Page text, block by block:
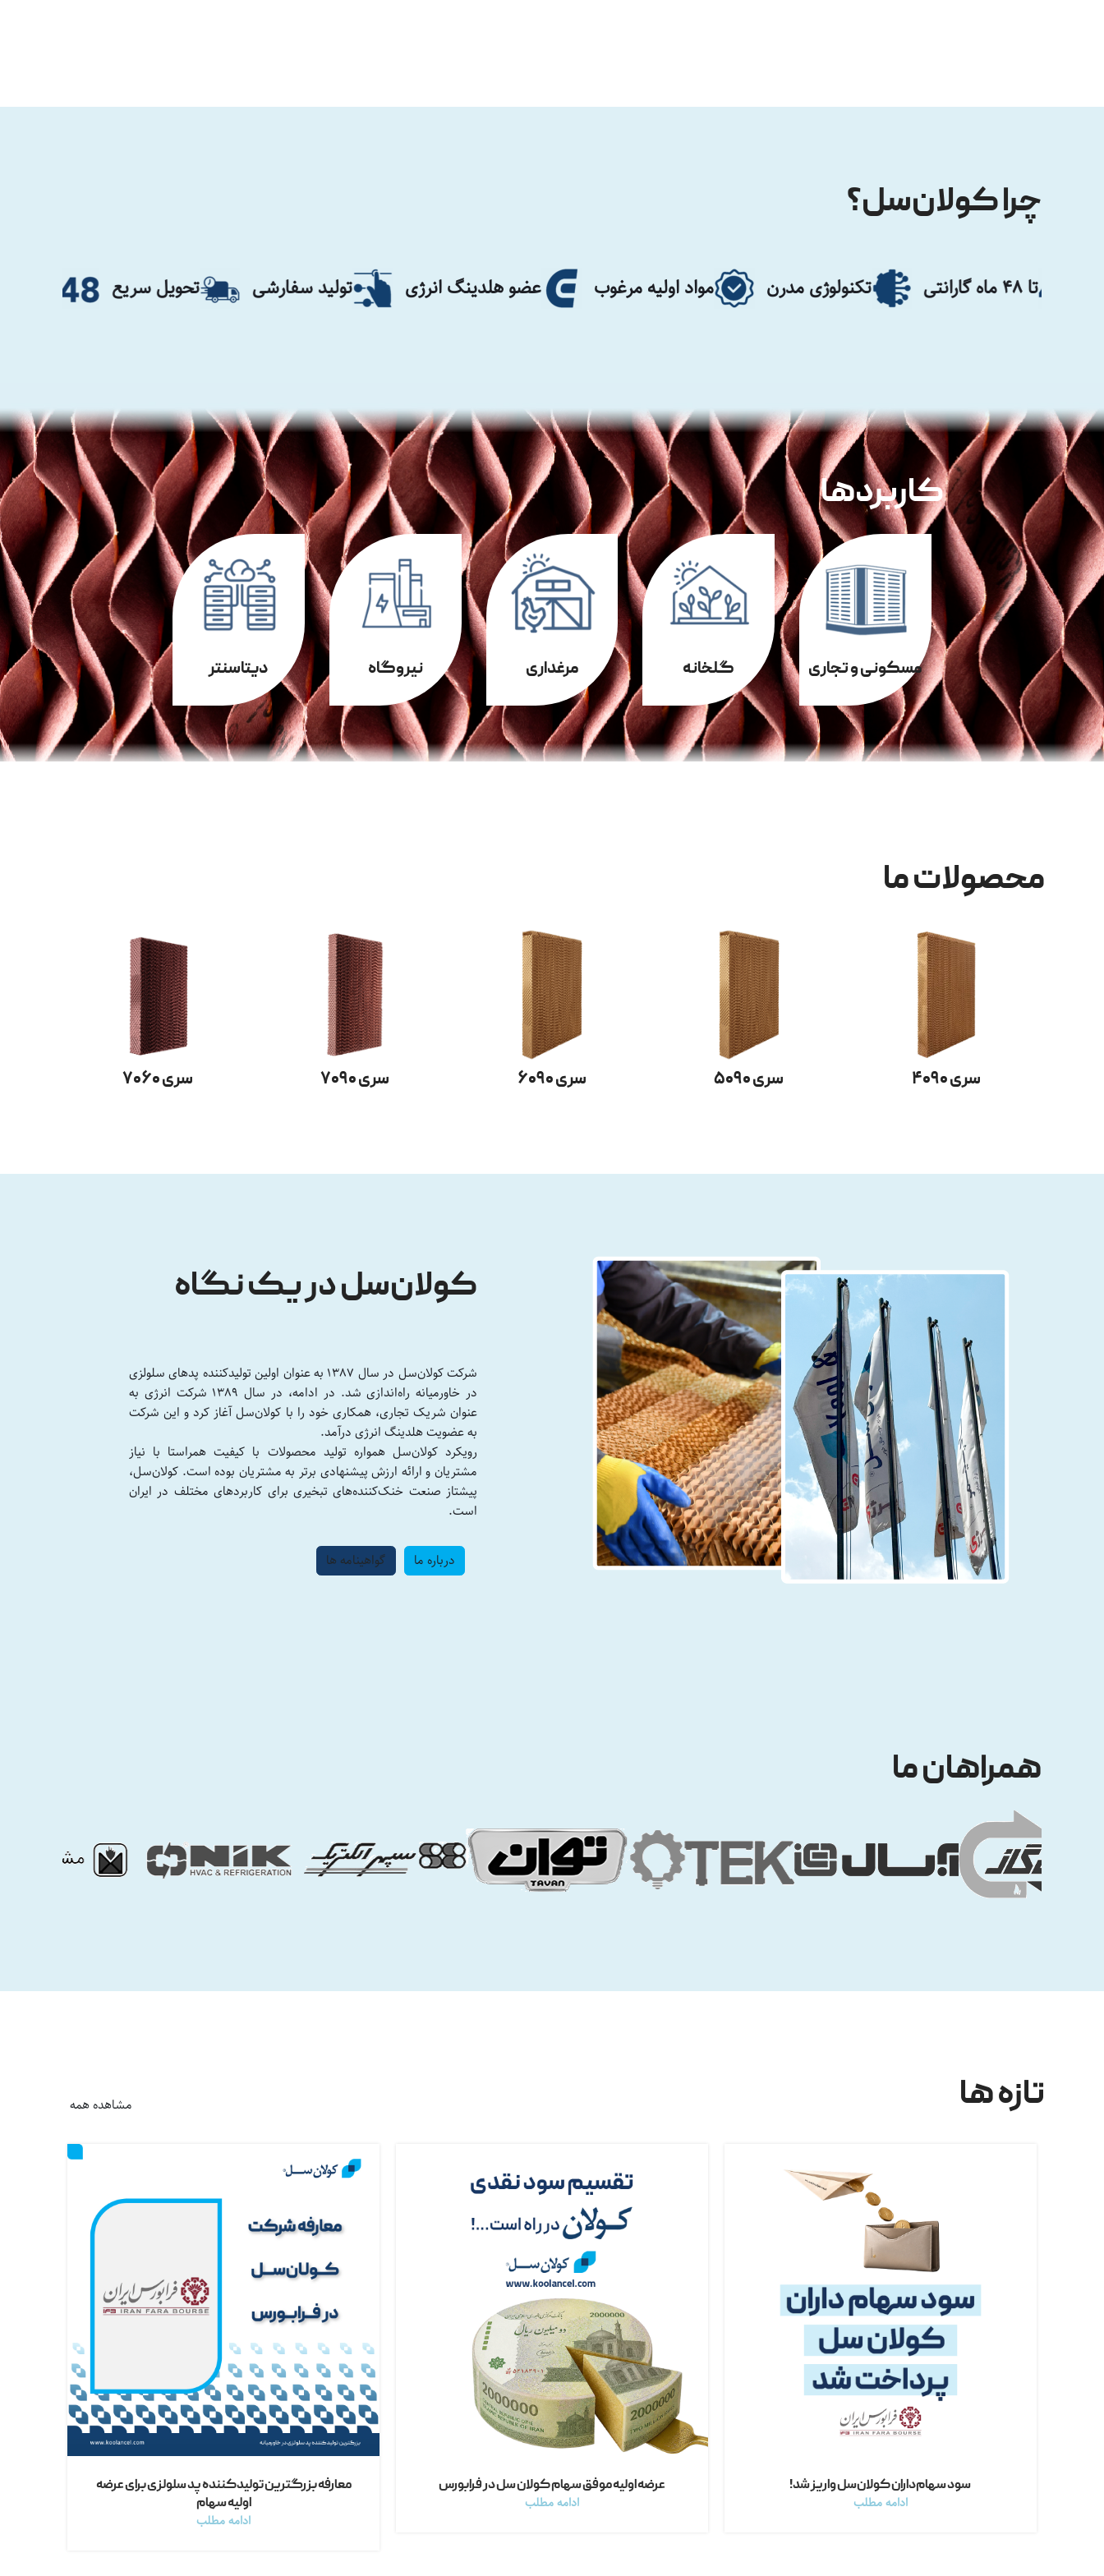
چرا کولان‌سل؟
تا ۴۸ ماه گارانتی تحویل سریع تولید سفارشی عضو هلدینگ انرژی مواد اولیه مرغوب تکنولوژی مدرن
کاربردها
مسکونی و تجاری گلخانه مرغداری نیروگاه دیتاسنتر
محصولات ما
سری ۴۰۹۰ سری ۵۰۹۰ سری ۶۰۹۰ سری ۷۰۹۰ سری ۷۰۶۰
کولان‌سل در یک نگاه
شرکت کولان‌سل در سال 1387 به عنوان اولین تولیدکننده پدهای سلولزی
در خاورمیانه راه‌اندازی شد. در ادامه، در سال 1389 شرکت انرژی به
عنوان شریک تجاری، همکاری خود را با کولان‌سل آغاز کرد و این شرکت
به عضویت هلدینگ انرژی درآمد.
رویکرد کولان‌سل همواره تولید محصولات با کیفیت همراستا با نیاز
مشتریان و ارائه ارزش پیشنهادی برتر به مشتریان بوده است. کولان‌سل،
پیشتاز صنعت خنک‌کننده‌های تبخیری برای کاربردهای مختلف در ایران
است.
درباره ما گواهینامه ها
همراهان ما
تازه ها مشاهده همه
سود سهام‌داران کولان‌سل واریز شد!
ادامه مطلب
عرضه اولیه موفق سهام کولان سل در فرابورس
ادامه مطلب
معارفه بزرگترین تولیدکننده پد سلولزی برای عرضه
اولیه سهام
ادامه مطلب